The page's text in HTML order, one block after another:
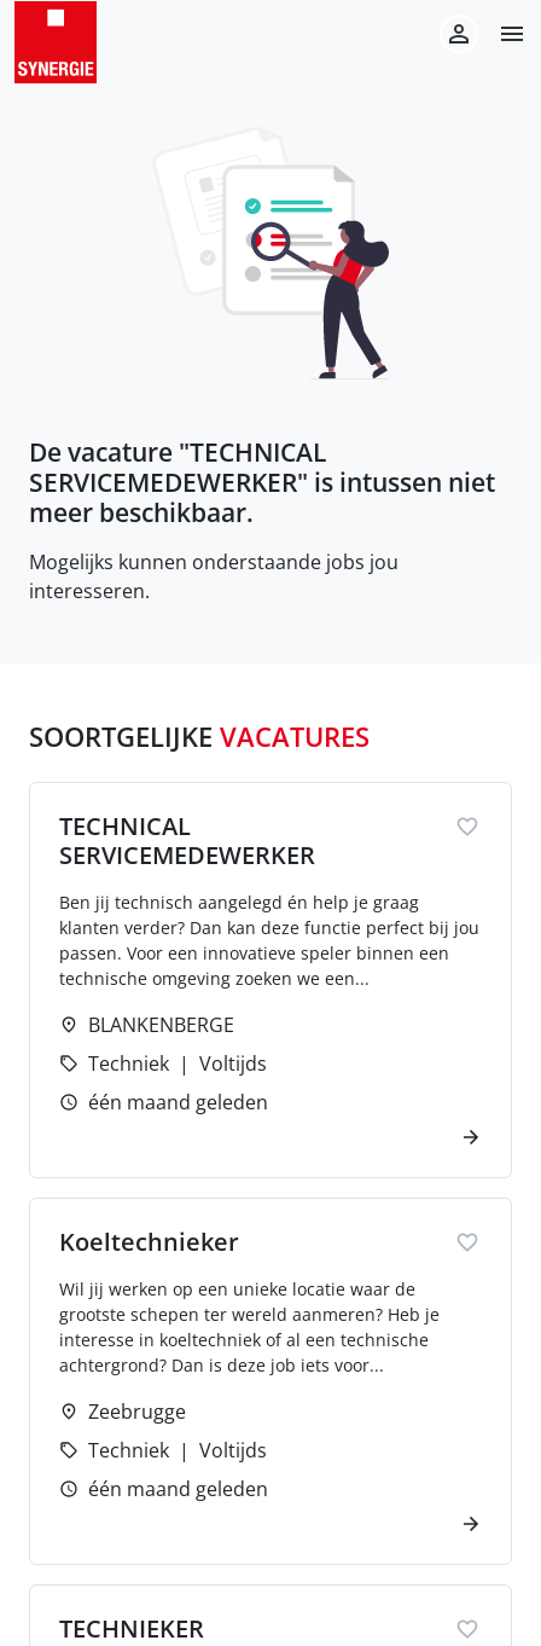
De vacature "TECHNICAL
SERVICEMEDEWERKER" is intussen niet
meer beschikbaar.
Mogelijks kunnen onderstaande jobs jou
interesseren.
SOORTGELIJKE VACATURES
TECHNICAL
SERVICEMEDEWERKER
Ben jij technisch aangelegd én help je graag
klanten verder? Dan kan deze functie perfect bij jou
passen. Voor een innovatieve speler binnen een
technische omgeving zoeken we een...
BLANKENBERGE
Techniek
Voltijds
één maand geleden
Koeltechnieker
Wil jij werken op een unieke locatie waar de
grootste schepen ter wereld aanmeren? Heb je
interesse in koeltechniek of al een technische
achtergrond? Dan is deze job iets voor...
Zeebrugge
Techniek
Voltijds
één maand geleden
TECHNIEKER